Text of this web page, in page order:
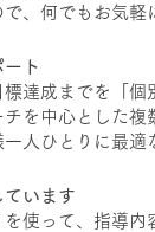
、何でもお気軽
ト
達成までを「個
を中心とした複
人ひとりに最適
います
使って、指導内